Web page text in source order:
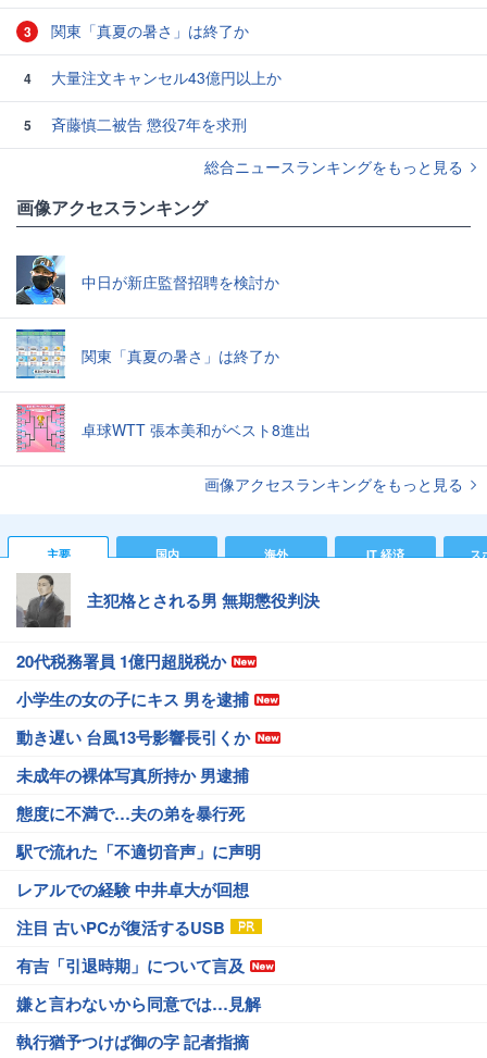
3 関東「真夏の暑さ」は終了か
4 大量注文キャンセル43億円以上か
5
斉藤慎二被告 懲役7年を求刑
総合ニュースランキングをもっと見る
画像アクセスランキング
中日が新庄監督招聘を検討か
関東「真夏の暑さ」は終了か
卓球WTT 張本美和がベスト8進出
画像アクセスランキングをもっと見る
主要 国内 海外 IT 経済 ス
主犯格とされる男 無期懲役判決
20代税務署員 1億円超脱税か
小学生の女の子にキス 男を逮捕
動き遅い 台風13号影響長引くか
未成年の裸体写真所持か 男逮捕
態度に不満で…夫の弟を暴行死
駅で流れた「不適切音声」に声明
レアルでの経験 中井卓大が回想
注目 古いPCが復活するUSB
有吉「引退時期」について言及
嫌と言わないから同意では…見解
執行猶予つけば御の字 記者指摘